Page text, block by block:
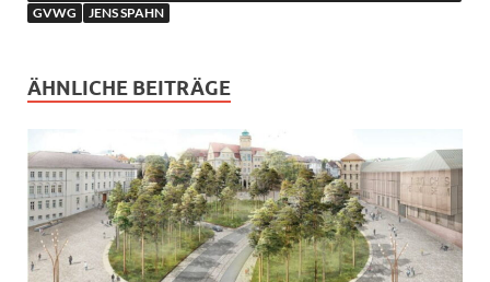
GVWG
JENS SPAHN
ÄHNLICHE BEITRÄGE